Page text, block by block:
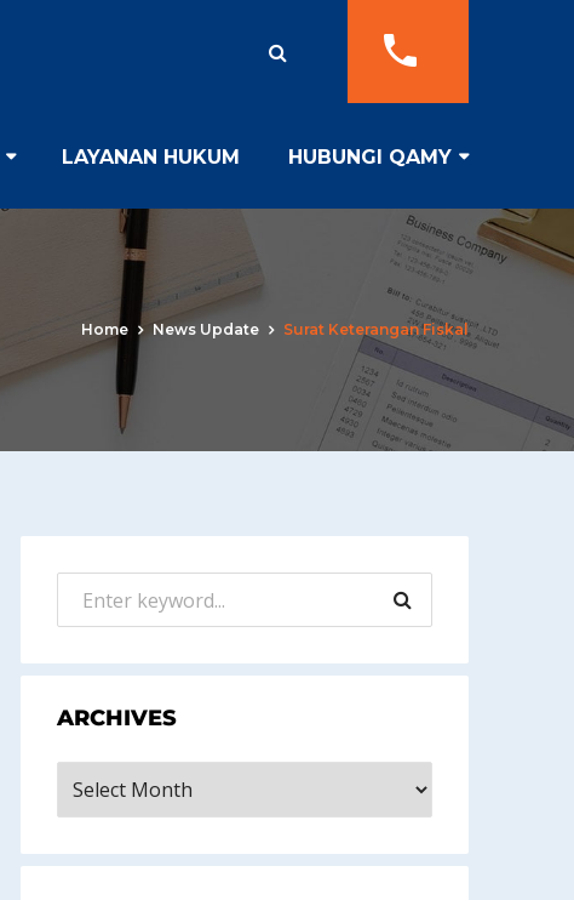
LAYANAN HUKUM HUBUNGI QAMY
Home News Update Surat Keterangan Fiskal
ARCHIVES